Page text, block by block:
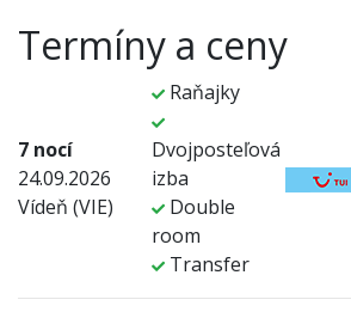
Termíny a ceny
7 nocí
24.09.2026
Vídeň (VIE)
Raňajky
Dvojposteľová
izba
Double
room
Transfer